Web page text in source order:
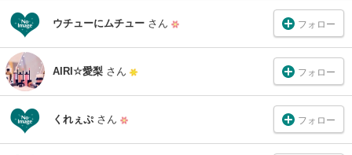
ウチューにムチュー さん フォロー
AIRI☆愛梨 さん フォロー
くれぇぷ さん フォロー